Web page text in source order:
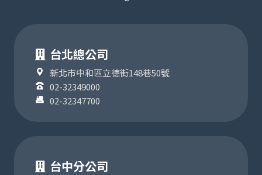
台北總公司
新北市中和區立德街148巷50號
02-32349000
02-32347700
台中分公司